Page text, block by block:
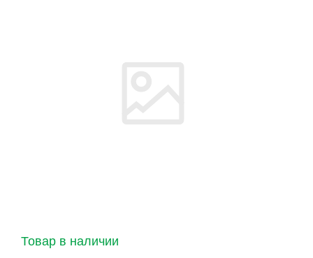
Товар в наличии